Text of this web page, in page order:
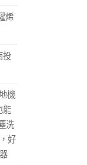
烯
投
機
能
洗
好